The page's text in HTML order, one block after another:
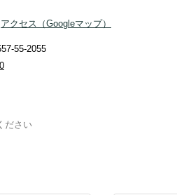
アクセス （Googleマップ）
55-2055
ださい